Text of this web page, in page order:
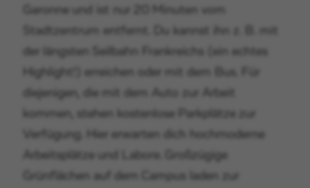
Garonne und ist nur 20 Minuten vom
Stadtzentrum entfernt. Du kannst ihn z. B. mit
der längsten Seilbahn Frankreichs (ein echtes
Highlight!) erreichen oder mit dem Bus. Für
diejenigen, die mit dem Auto zur Arbeit
kommen, stehen kostenlose Parkplätze zur
Verfügung. Hier erwarten dich hochmoderne
Arbeitsplätze und Labore. Großzügige
Grünflächen auf dem Campus laden zur